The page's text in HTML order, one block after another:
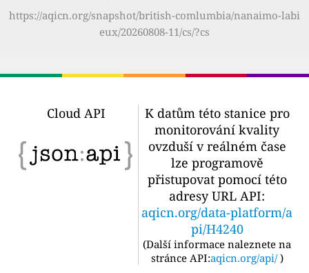
https://aqicn.org/snapshot/british-comlumbia/nanaimo-labi
eux/20260808-11/cs/?cs
Cloud API
K datům této stanice pro
monitorování kvality
ovzduší v reálném čase
lze programově
přistupovat pomocí této
adresy URL API:
aqicn.org/data-platform/a
pi/H4240
(Další informace naleznete na
stránce API:aqicn.org/api/ )